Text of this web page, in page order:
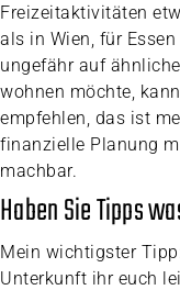
Freizeitaktivitäten
als in Wien, für
ungefähr auf
wohnen möchte,
empfehlen, das ist
finanzielle Planung
machbar.
Haben Sie Tipps
Mein wichtigster
Unterkunft ihr euch